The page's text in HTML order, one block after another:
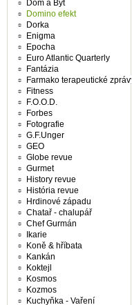
Dom a Byt
Domino efekt
Dorka
Enigma
Epocha
Euro Atlantic Quarterly
Fantázia
Farmako terapeutické zprávy
Fitness
F.O.O.D.
Forbes
Fotografie
G.F.Unger
GEO
Globe revue
Gurmet
History revue
História revue
Hrdinové západu
Chatař - chalupář
Chef Gurmán
Ikarie
Koně & hříbata
Kankán
Koktejl
Kosmos
Kozmos
Kuchyňka - Vaření